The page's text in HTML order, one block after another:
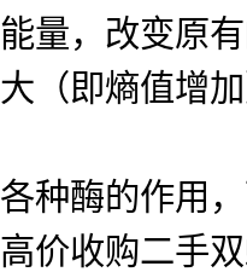
能量，改变原
大（即熵值增
各种酶的作用
高价收购二手